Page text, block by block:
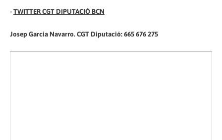
-TWITTER CGT DIPUTACIÓ BCN
Josep Garcia Navarro. CGT Diputació: 665 676 275